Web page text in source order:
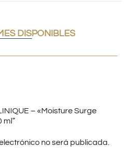
DISPONIBLES
– «Moisture Surge
ml”
no será publicada.